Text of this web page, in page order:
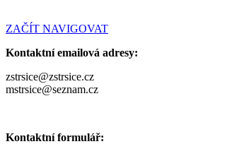
ZAČÍT NAVIGOVAT
Kontaktní emailová adresy:
zstrsice@zstrsice.cz
mstrsice@seznam.cz
Kontaktní formulář: